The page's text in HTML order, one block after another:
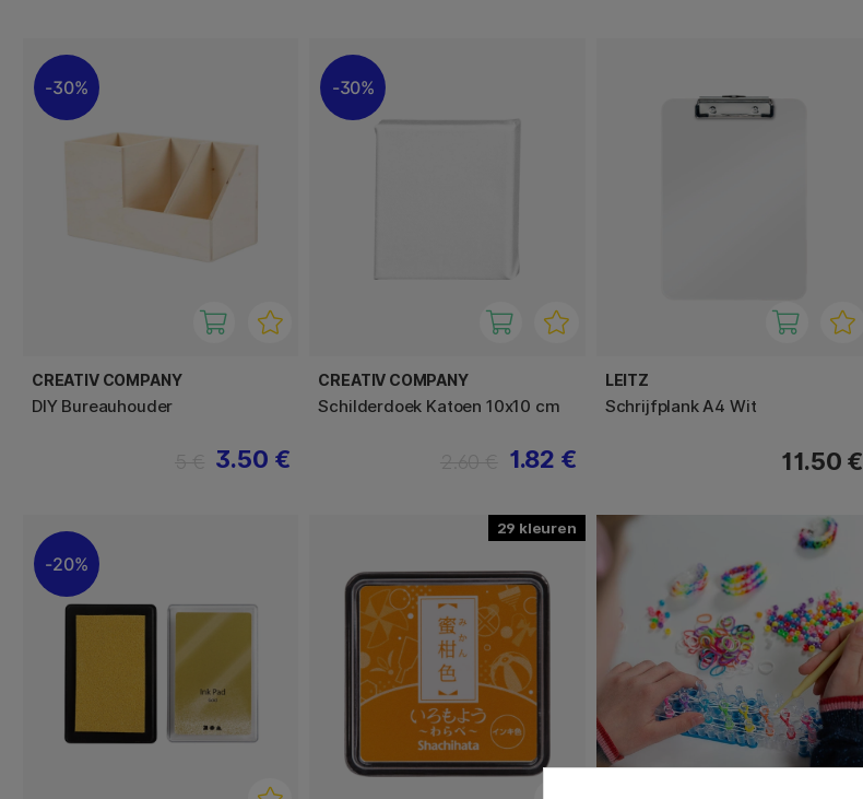
30%
CREATIV COMPANY
DIY Bureauhouder
3.50 €
30%
CREATIV COMPANY
Schilderdoek Katoen 10x10 cm
1.82 €
LEITZ
Schrijfplank A4 Wit
11.50 €
20%
29